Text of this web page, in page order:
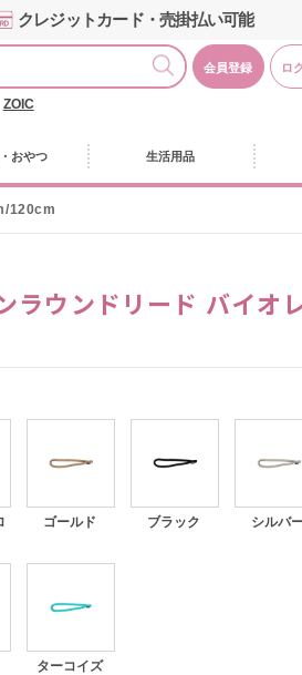
クレジットカード・売掛払い可能
会員登録 ロ
ZOIC
おやつ 生活用品
120cm
ウンドリード バイオ
ゴールド ブラック シルバ
ターコイズ